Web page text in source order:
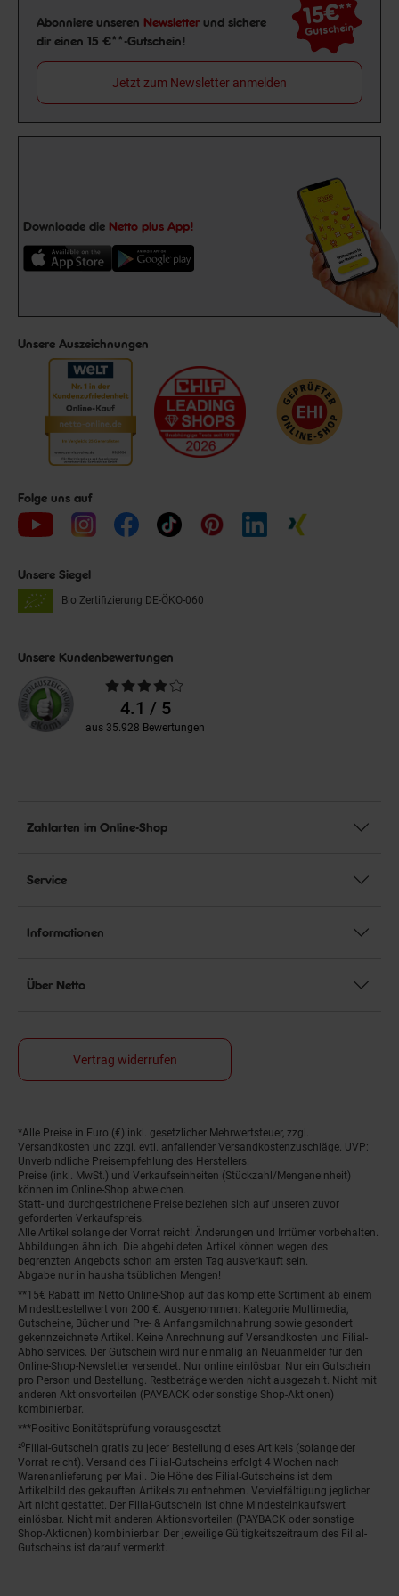
Newsletter Anmeldung
Abonniere unseren Newsletter und sichere
dir einen 15 €**-Gutschein!
15€**
Gutschein
Jetzt zum Newsletter anmelden
Downloade die Netto plus App!
Unsere Auszeichnungen
Folge uns auf
Unsere Siegel
Bio Zertifizierung DE-ÖKO-060
Unsere Kundenbewertungen
Durchschnittliche
Bewertungen4.1 / 5
aus 35.928 Bewertungen
Zahlarten im Online-Shop
Service
Informationen
Über Netto
Vertrag widerrufen
Fußnoten
*Alle Preise in Euro (€) inkl. gesetzlicher Mehrwertsteuer, zzgl.
Versandkosten und zzgl. evtl. anfallender Versandkostenzuschläge. UVP:
Unverbindliche Preisempfehlung des Herstellers.
Preise (inkl. MwSt.) und Verkaufseinheiten (Stückzahl/Mengeneinheit)
können im Online-Shop abweichen.
Statt- und durchgestrichene Preise beziehen sich auf unseren zuvor
geforderten Verkaufspreis.
Alle Artikel solange der Vorrat reicht! Änderungen und Irrtümer vorbehalten.
Abbildungen ähnlich. Die abgebildeten Artikel können wegen des
begrenzten Angebots schon am ersten Tag ausverkauft sein.
Abgabe nur in haushaltsüblichen Mengen!
**15€ Rabatt im Netto Online-Shop auf das komplette Sortiment ab einem
Mindestbestellwert von 200 €. Ausgenommen: Kategorie Multimedia,
Gutscheine, Bücher und Pre- & Anfangsmilchnahrung sowie gesondert
gekennzeichnete Artikel. Keine Anrechnung auf Versandkosten und Filial-
Abholservices. Der Gutschein wird nur einmalig an Neuanmelder für den
Online-Shop-Newsletter versendet. Nur online einlösbar. Nur ein Gutschein
pro Person und Bestellung. Restbeträge werden nicht ausgezahlt. Nicht mit
anderen Aktionsvorteilen (PAYBACK oder sonstige Shop-Aktionen)
kombinierbar.
***Positive Bonitätsprüfung vorausgesetzt
²⁰Filial-Gutschein gratis zu jeder Bestellung dieses Artikels (solange der
Vorrat reicht). Versand des Filial-Gutscheins erfolgt 4 Wochen nach
Warenanlieferung per Mail. Die Höhe des Filial-Gutscheins ist dem
Artikelbild des gekauften Artikels zu entnehmen. Vervielfältigung jeglicher
Art nicht gestattet. Der Filial-Gutschein ist ohne Mindesteinkaufswert
einlösbar. Nicht mit anderen Aktionsvorteilen (PAYBACK oder sonstige
Shop-Aktionen) kombinierbar. Der jeweilige Gültigkeitszeitraum des Filial-
Gutscheins ist darauf vermerkt.